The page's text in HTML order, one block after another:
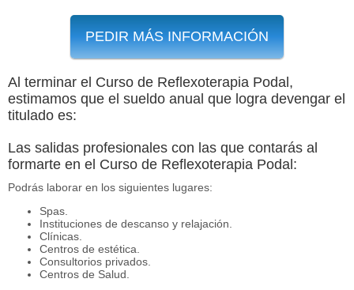
PEDIR MÁS INFORMACIÓN
Al terminar el Curso de Reflexoterapia Podal,
estimamos que el sueldo anual que logra devengar el
titulado es:
Las salidas profesionales con las que contarás al
formarte en el Curso de Reflexoterapia Podal:
Podrás laborar en los siguientes lugares:
Spas.
Instituciones de descanso y relajación.
Clínicas.
Centros de estética.
Consultorios privados.
Centros de Salud.